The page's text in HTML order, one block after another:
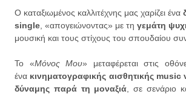
Ο καταξιωμένος καλλιτέχνης μας χαρίζει ένα
single , «απογειώνοντας» με τη γεμάτη
μουσική και τους στίχους του σπουδαίου
Το «Μόνος Μου» μεταφέρεται στις
ένα κινηματογραφικής αισθητικής music
δύναμης παρά τη μοναξιά , σε σενάριο